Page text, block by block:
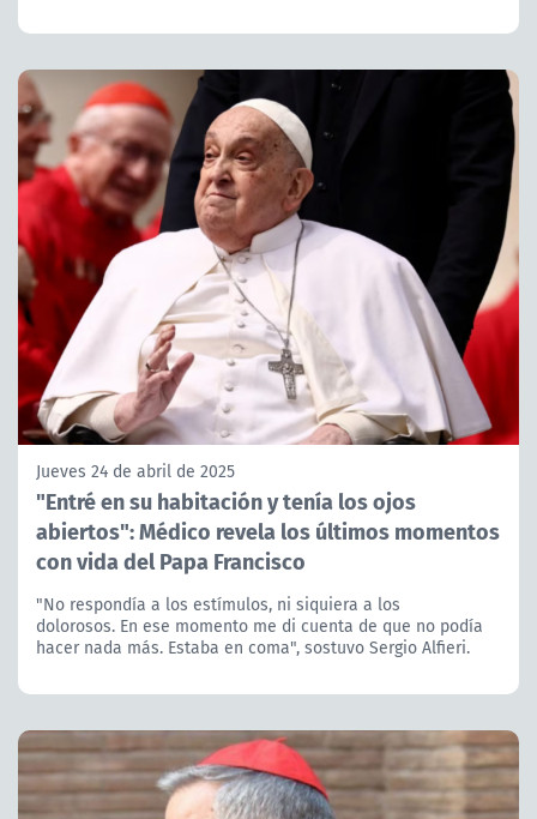
Jueves 24 de abril de 2025
"Entré en su habitación y tenía los ojos
abiertos": Médico revela los últimos momentos
con vida del Papa Francisco
"No respondía a los estímulos, ni siquiera a los
dolorosos. En ese momento me di cuenta de que no podía
hacer nada más. Estaba en coma", sostuvo Sergio Alfieri.